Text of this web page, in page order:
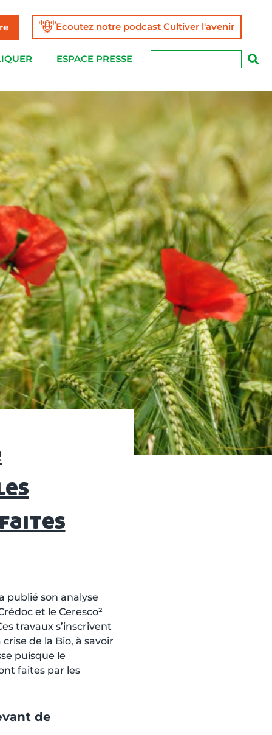
Ecoutez notre podcast Cultiver l'avenir
ESPACE PRESSE
publié son analyse
et le Ceresco²
travaux s’inscrivent
de la Bio, à savoir
puisque le
faites par les
de